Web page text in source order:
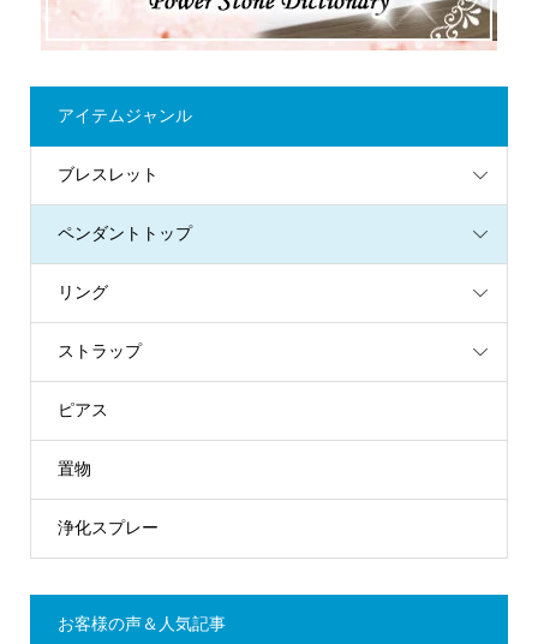
アイテムジャンル
ブレスレット
ペンダントトップ
リング
ストラップ
ピアス
置物
浄化スプレー
お客様の声＆人気記事